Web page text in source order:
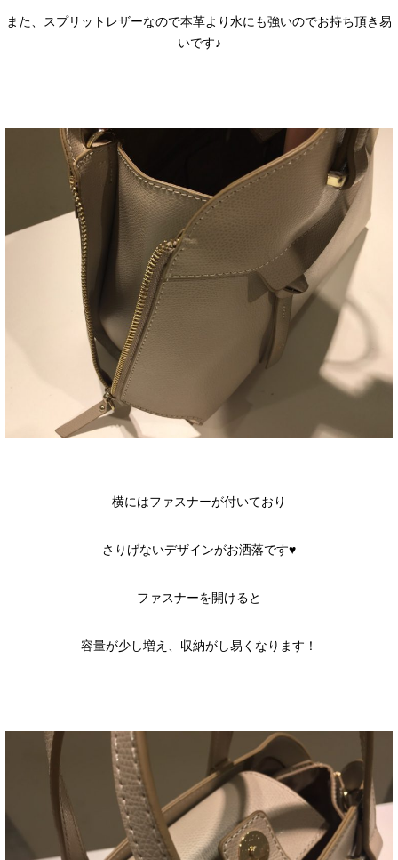
また、スプリットレザーなので本革より水にも強いのでお持ち頂き易
いです♪
横にはファスナーが付いており
さりげないデザインがお洒落です♥
ファスナーを開けると
容量が少し増え、収納がし易くなります！